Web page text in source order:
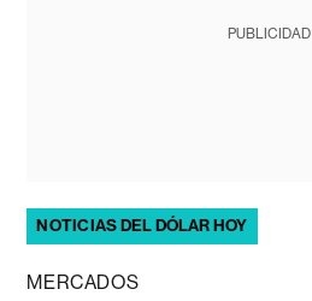
PUBLICIDAD
NOTICIAS DEL DÓLAR HOY
MERCADOS